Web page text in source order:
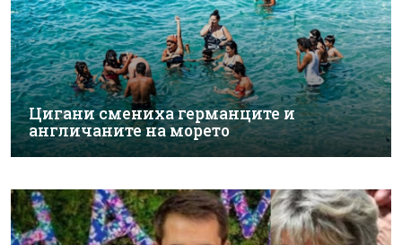
Цигани смениха германците и
англичаните на морето